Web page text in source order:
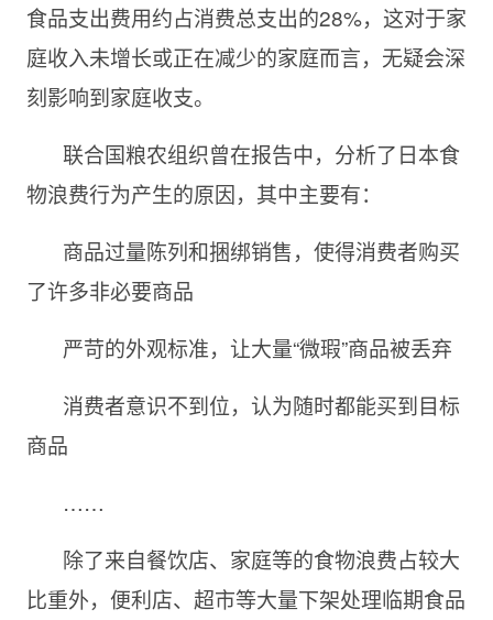
食品支出费用约占消费总支出的28%，这对于家
庭收入未增长或正在减少的家庭而言，无疑会深
刻影响到家庭收支。
联合国粮农组织曾在报告中，分析了日本食
物浪费行为产生的原因，其中主要有：
商品过量陈列和捆绑销售，使得消费者购买
了许多非必要商品
严苛的外观标准，让大量“微瑕”商品被丢弃
消费者意识不到位，认为随时都能买到目标
商品
……
除了来自餐饮店、家庭等的食物浪费占较大
比重外，便利店、超市等大量下架处理临期食品